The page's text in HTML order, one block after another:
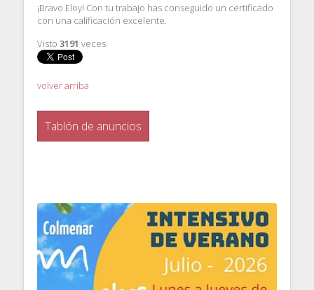
¡Bravo Eloy! Con tu trabajo has conseguido un certificado
con una calificación excelente.
Visto 3191 veces
volver arriba
Tablón de anuncios